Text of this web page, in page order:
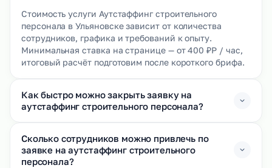
Стоимость услуги Аутстаффинг строительного
персонала в Ульяновске зависит от количества
сотрудников, графика и требований к опыту.
Минимальная ставка на странице — от 400 ₽Р / час,
итоговый расчёт подготовим после короткого брифа.
Как быстро можно закрыть заявку на
аутстаффинг строительного персонала?
Сколько сотрудников можно привлечь по
заявке на аутстаффинг строительного
персонала?